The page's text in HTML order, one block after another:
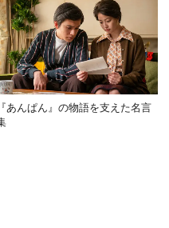
『あんぱん』の物語を支えた名言